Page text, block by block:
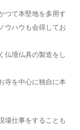
つて本堅地を多用す
ウハウも会得してお
仏壇仏具の製造をし
寺を中心に独自に本
場仕事をすることも